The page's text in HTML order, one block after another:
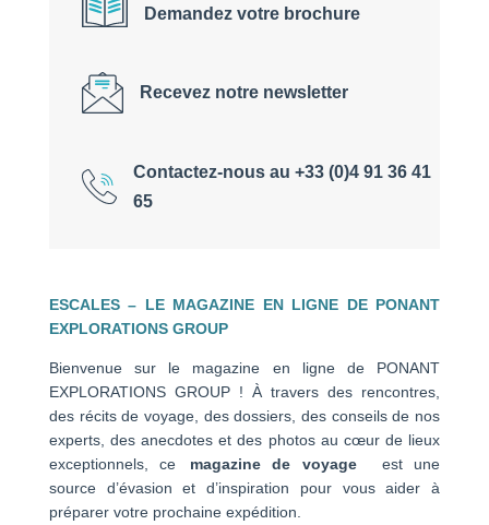
Demandez votre brochure
Recevez notre newsletter
Contactez-nous au +33 (0)4 91 36 41
65
ESCALES – LE MAGAZINE EN LIGNE DE PONANT
EXPLORATIONS GROUP
Bienvenue sur le magazine en ligne de PONANT
EXPLORATIONS GROUP ! À travers des rencontres,
des récits de voyage, des dossiers, des conseils de nos
experts, des anecdotes et des photos au cœur de lieux
exceptionnels, ce magazine de voyage
est une
source d’évasion et d’inspiration pour vous aider à
préparer votre prochaine expédition.